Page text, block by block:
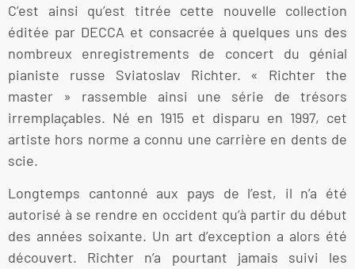
C’est ainsi qu’est titrée cette nouvelle collection
éditée par DECCA et consacrée à quelques uns des
nombreux enregistrements de concert du génial
pianiste russe Sviatoslav Richter. « Richter the
master » rassemble ainsi une série de trésors
irremplaçables. Né en 1915 et disparu en 1997, cet
artiste hors norme a connu une carrière en dents de
scie.
Longtemps cantonné aux pays de l’est, il n’a été
autorisé à se rendre en occident qu’à partir du début
des années soixante. Un art d’exception a alors été
découvert. Richter n’a pourtant jamais suivi les